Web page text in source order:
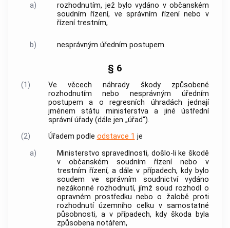
a)
rozhodnutím, jež bylo vydáno v občanském
soudním řízení, ve správním řízení nebo v
řízení trestním,
b) nesprávným úředním postupem.
§ 6
(1)
Ve věcech náhrady škody způsobené
rozhodnutím nebo nesprávným úředním
postupem a o regresních úhradách jednají
jménem státu ministerstva a jiné ústřední
správní úřady (dále jen „úřad“).
(2)
Úřadem podle odstavce 1 je
a)
Ministerstvo spravedlnosti, došlo-li ke škodě
v občanském soudním řízení nebo v
trestním řízení, a dále v případech, kdy bylo
soudem ve správním soudnictví vydáno
nezákonné rozhodnutí, jímž soud rozhodl o
opravném prostředku nebo o žalobě proti
rozhodnutí územního celku v samostatné
působnosti, a v případech, kdy škoda byla
způsobena notářem,